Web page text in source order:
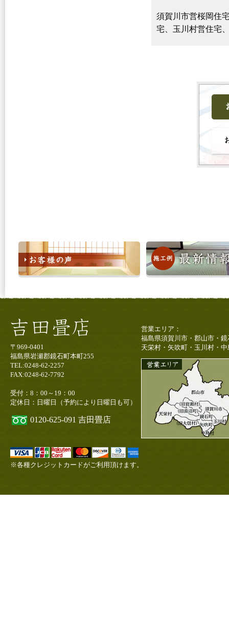
須賀川市営桜岡住
宅、玉川村営住宅
〒969-0401
福島県岩瀬郡鏡石町本町255
TEL:0248-62-2257
FAX:0248-62-7792
受付：8：00～19：00
定休日：日曜日（予約により日曜日も可）
0120-625-091 吉田畳店
営業エリア：
福島県須賀川市・郡山市・鏡
天栄村・矢吹町・玉川村・中
※各種クレジットカードがご利用頂けます。